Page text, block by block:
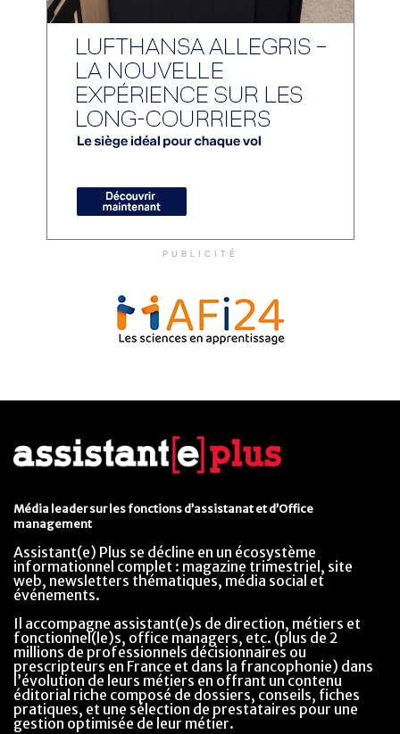
PUBLICITÉ
Média leader sur les fonctions d’assistanat et d’Office
management
Assistant(e) Plus se décline en un écosystème
informationnel complet : magazine trimestriel, site
web, newsletters thématiques, média social et
événements.
Il accompagne assistant(e)s de direction, métiers et
fonctionnel(le)s, office managers, etc. (plus de 2
millions de professionnels décisionnaires ou
prescripteurs en France et dans la francophonie) dans
l’évolution de leurs métiers en offrant un contenu
éditorial riche composé de dossiers, conseils, fiches
pratiques, et une sélection de prestataires pour une
gestion optimisée de leur métier.